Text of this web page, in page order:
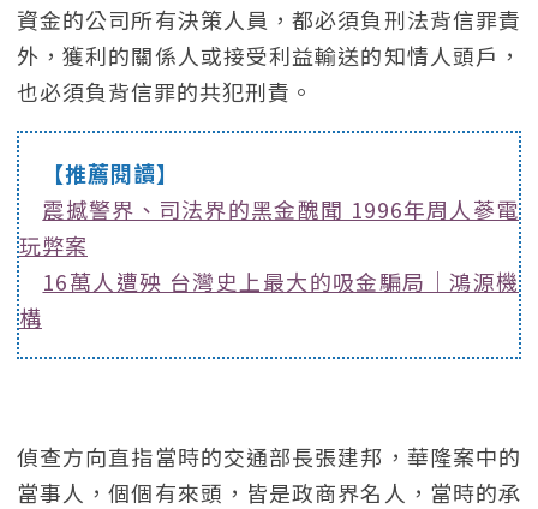
資金的公司所有決策人員，都必須負刑法背信罪責
外，獲利的關係人或接受利益輸送的知情人頭戶，
也必須負背信罪的共犯刑責。
【推薦閱讀】
震撼警界、司法界的黑金醜聞 1996年周人蔘電
玩弊案
16萬人遭殃 台灣史上最大的吸金騙局｜鴻源機
構
偵查方向直指當時的交通部長張建邦，華隆案中的
當事人，個個有來頭，皆是政商界名人，當時的承